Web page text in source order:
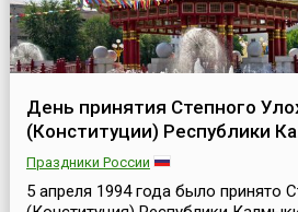
День принятия Степного
(Конституции) Республики
Праздники России
5 апреля 1994 года было принято